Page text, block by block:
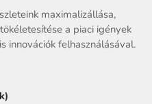
maximalizállása,
a piaci igények
innovációk felhasználásával.